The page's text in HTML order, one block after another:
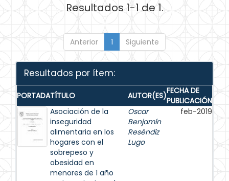
Resultados 1-1 de 1.
Anterior 1 Siguiente
Resultados por ítem:
PORTADATÍTULO AUTOR(ES)FECHA DE
PUBLICACIÓN
Asociación de la
inseguridad
alimentaria en los
hogares con el
sobrepeso y
obesidad en
menores de 1 año
Oscar
Benjamín
Reséndiz
Lugo
feb-2019